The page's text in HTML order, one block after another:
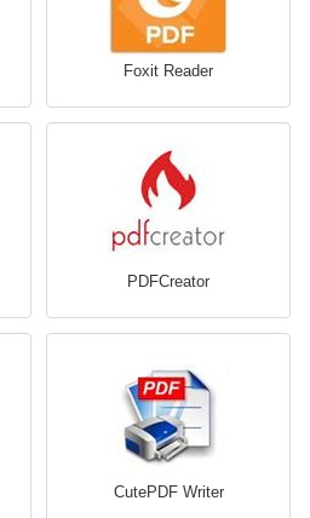
Foxit Reader
PDFCreator
CutePDF Writer